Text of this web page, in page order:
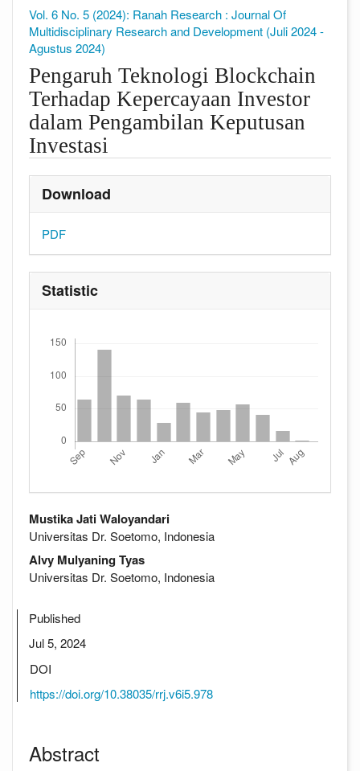
Vol. 6 No. 5 (2024): Ranah Research : Journal Of
Multidisciplinary Research and Development (Juli 2024 -
Agustus 2024)
Pengaruh Teknologi Blockchain
Terhadap Kepercayaan Investor
dalam Pengambilan Keputusan
Investasi
Download
PDF
Statistic
Mustika Jati Waloyandari
Universitas Dr. Soetomo, Indonesia
Alvy Mulyaning Tyas
Universitas Dr. Soetomo, Indonesia
Published
Jul 5, 2024
DOI
https://doi.org/10.38035/rrj.v6i5.978
Abstract